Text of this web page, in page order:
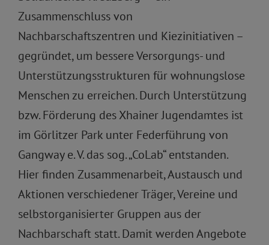
Zusammenschluss von
Nachbarschaftszentren und Kiezinitiativen –
gegründet, um bessere Versorgungs- und
Unterstützungsstrukturen für wohnungslose
Menschen zu erreichen. Durch Unterstützung
bzw. Förderung des Xhainer Jugendamtes ist
im Görlitzer Park unter Federführung von
Gangway e. V. das sog. „CoLab“ entstanden.
Hier finden Zusammenarbeit, Austausch und
Aktionen verschiedener Träger, Vereine und
selbstorganisierter Gruppen aus der
Nachbarschaft statt. Damit werden Angebote